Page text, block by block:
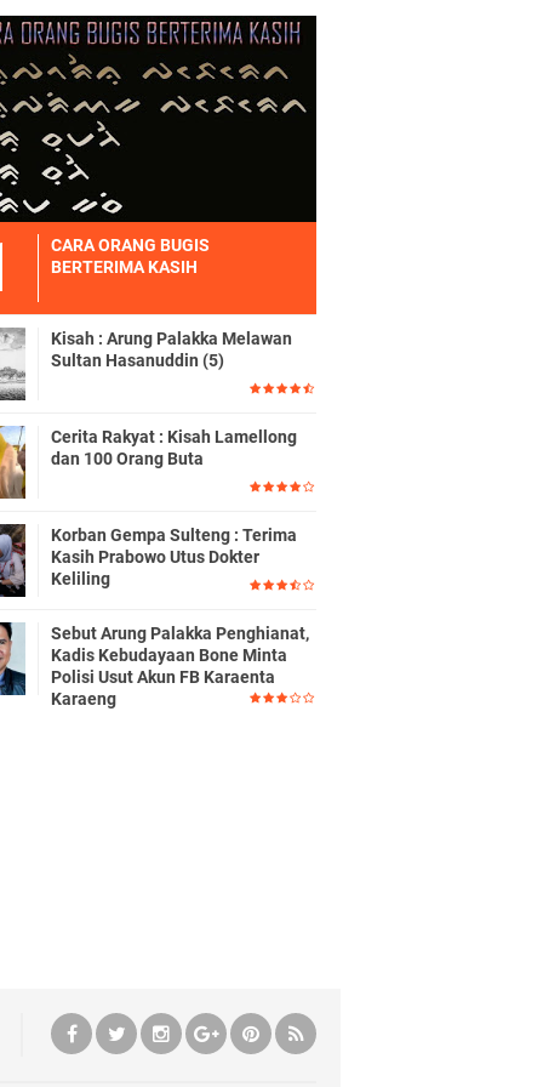
CARA ORANG BUGIS
BERTERIMA KASIH
Kisah : Arung Palakka Melawan
Sultan Hasanuddin (5)
Cerita Rakyat : Kisah Lamellong
dan 100 Orang Buta
Korban Gempa Sulteng : Terima
Kasih Prabowo Utus Dokter
Keliling
Sebut Arung Palakka Penghianat,
Kadis Kebudayaan Bone Minta
Polisi Usut Akun FB Karaenta
Karaeng